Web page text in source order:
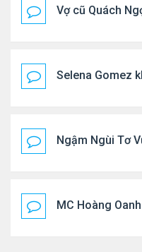
Vợ cũ Quách
Selena Gomez
Ngậm Ngùi Tơ
MC Hoàng